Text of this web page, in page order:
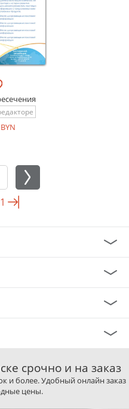
1
срочно и на заказ
и более. Удобный онлайн заказ
цены.